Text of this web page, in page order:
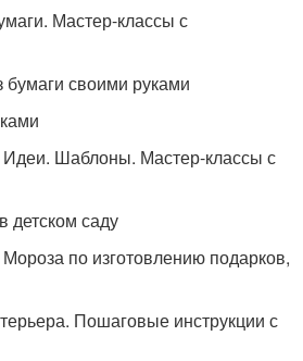
Мастер-классы с
бумаги своими руками
Идеи. Шаблоны. Мастер-классы с
детском саду
по изготовлению подарков,
Пошаговые инструкции с